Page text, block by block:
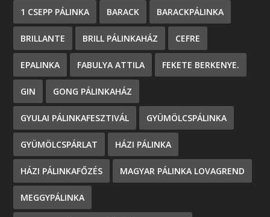
1 CSEPP PÁLINKA BARACK BARACKPÁLINKA
BRILLANTE BRILL PÁLINKAHÁZ CEFRE
EPALINKA FABULYA ATTILA FEKETE BERKENYE.
GIN GONG PÁLINKAHÁZ
GYULAI PÁLINKAFESZTIVÁL GYÜMÖLCSPÁLINKA
GYÜMÖLCSPÁRLAT HÁZI PÁLINKA
HÁZI PÁLINKAFŐZÉS MAGYAR PÁLINKA LOVAGREND
MEGGYPÁLINKA